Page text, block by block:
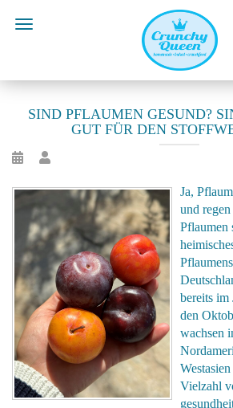
SIND PFLAUMEN GESUND?
GUT FÜR DEN
Ja,
und
Pflaumen
bereits im
den
wachsen
Vielzahl